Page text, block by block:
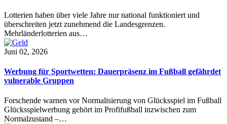
Lotterien haben über viele Jahre nur national funktioniert und
überschreiten jetzt zunehmend die Landesgrenzen.
Mehrländerlotterien aus…
Juni 02, 2026
Werbung für Sportwetten: Dauerpräsenz im Fußball gefährdet
vulnerable Gruppen
Forschende warnen vor Normalisierung von Glücksspiel im Fußball
Glücksspielwerbung gehört im Profifußball inzwischen zum
Normalzustand –…